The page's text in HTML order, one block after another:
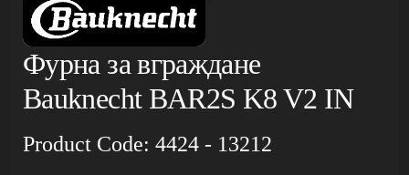
Фурна за вграждане
Bauknecht BAR2S K8 V2 IN
Product Code: 4424 - 13212